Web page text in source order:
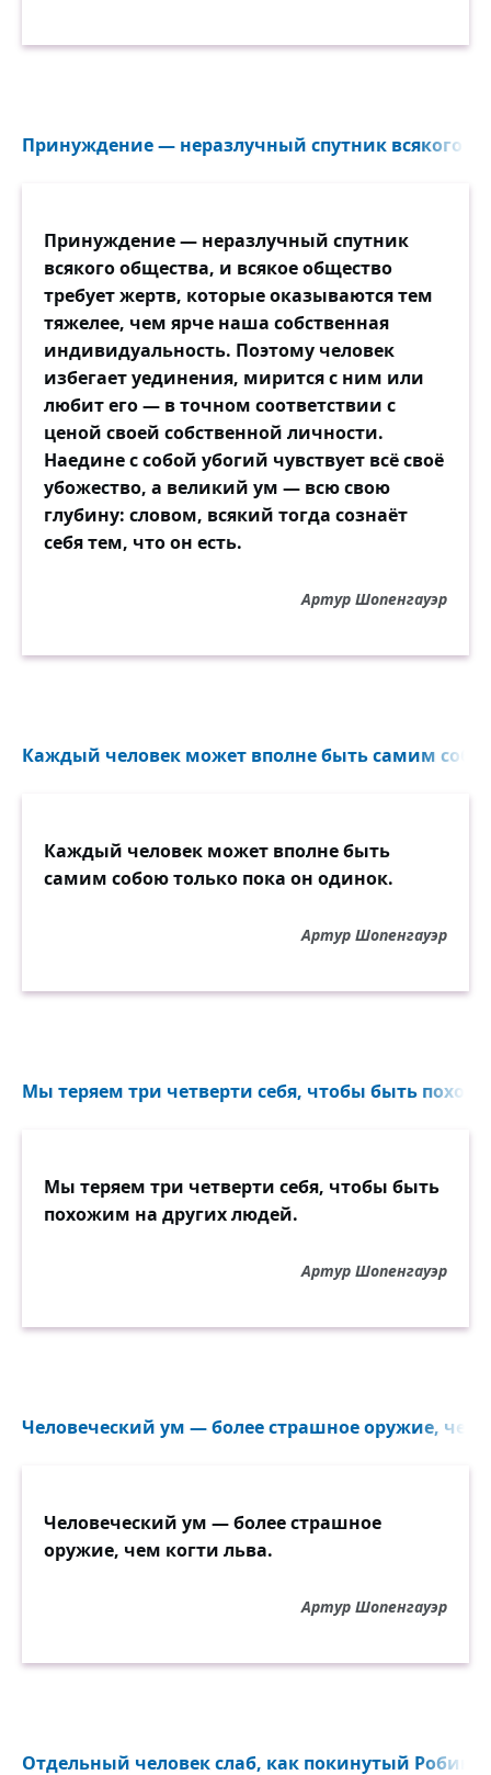
Принуждение — неразлучный спутник всякого
Принуждение — неразлучный спутник
всякого общества, и всякое общество
требует жертв, которые оказываются тем
тяжелее, чем ярче наша собственная
индивидуальность. Поэтому человек
избегает уединения, мирится с ним или
любит его — в точном соответствии с
ценой своей собственной личности.
Наедине с собой убогий чувствует всё своё
убожество, а великий ум — всю свою
глубину: словом, всякий тогда сознаёт
себя тем, что он есть.
Артур Шопенгауэр
Каждый человек может вполне быть самим
Каждый человек может вполне быть
самим собою только пока он одинок.
Артур Шопенгауэр
Мы теряем три четверти себя, чтобы быть
Мы теряем три четверти себя, чтобы быть
похожим на других людей.
Артур Шопенгауэр
Человеческий ум — более страшное оружие, чем
Человеческий ум — более страшное
оружие, чем когти льва.
Артур Шопенгауэр
Отдельный человек слаб, как покинутый